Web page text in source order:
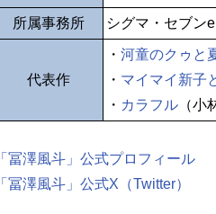
所属事務所 シグマ・セブンe
代表作
・ 河童のクゥと
・ マイマイ新子
・ カラフル （小
「冨澤風斗」公式プロフィール
「冨澤風斗」公式X（Twitter）